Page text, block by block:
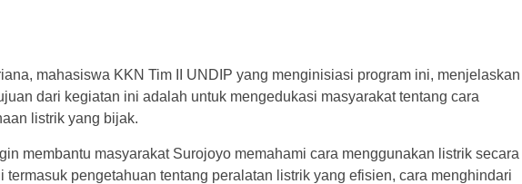
mahasiswa KKN Tim II UNDIP yang menginisiasi program ini, menjelaskan
dari kegiatan ini adalah untuk mengedukasi masyarakat tentang cara
listrik yang bijak.
membantu masyarakat Surojoyo memahami cara menggunakan listrik secara
termasuk pengetahuan tentang peralatan listrik yang efisien, cara menghindari